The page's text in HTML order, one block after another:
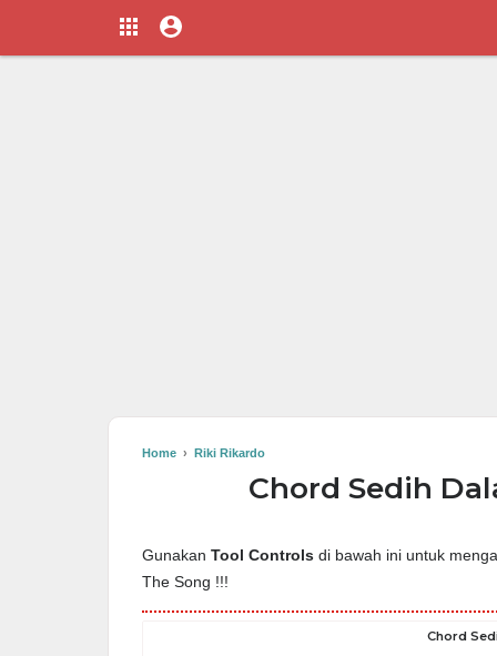
Home › Riki Rikardo
Chord Sedih
Gunakan Tool Controls di bawah ini untuk
The Song !!!
Chord